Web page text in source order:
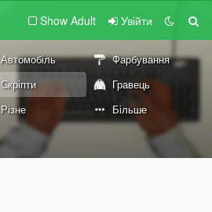
Show Adult Увійти
Автомобіль
Фарбування
Скріпти
Гравець
Різне Більше